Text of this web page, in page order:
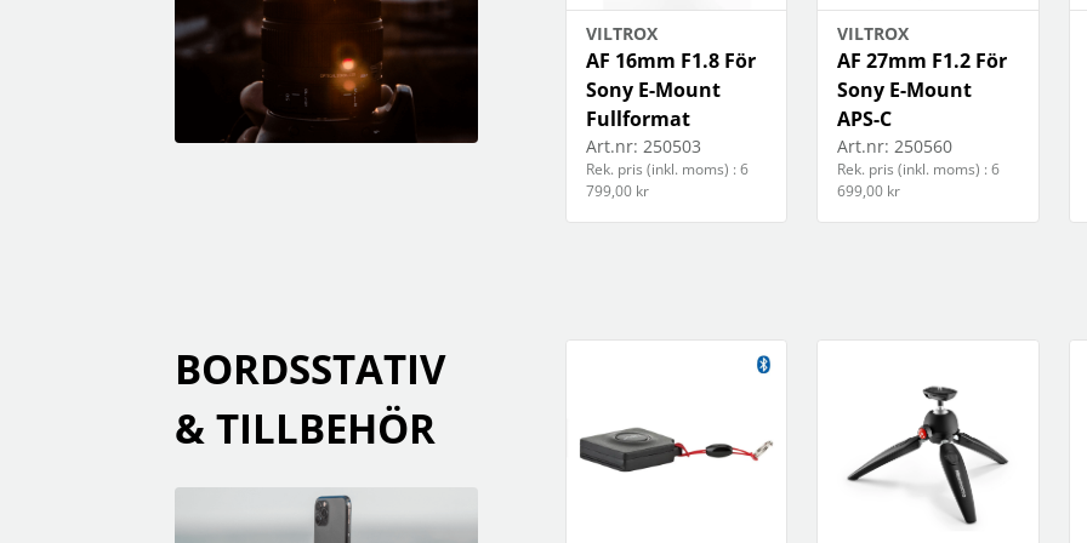
VILTROX
AF 16mm F1.8 För
Sony E-Mount
Fullformat
Art.nr: 250503
Rek. pris (inkl. moms) : 6
799,00 kr
VILTROX
AF 27mm F1.2 För
Sony E-Mount
APS-C
Art.nr: 250560
Rek. pris (inkl. moms) : 6
699,00 kr
BORDSSTATIV
& TILLBEHÖR